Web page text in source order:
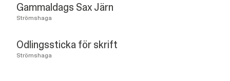
Gammaldags Sax Järn
Strömshaga
Odlingssticka för skrift
Strömshaga